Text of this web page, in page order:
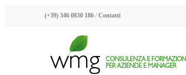
(+39) 346 0830 186 / Contatti